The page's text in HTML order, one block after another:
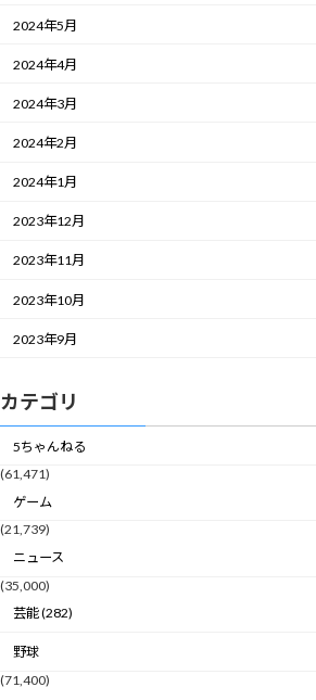
2024年5月
2024年4月
2024年3月
2024年2月
2024年1月
2023年12月
2023年11月
2023年10月
2023年9月
カテゴリ
5ちゃんねる
(61,471)
ゲーム
(21,739)
ニュース
(35,000)
芸能 (282)
野球
(71,400)